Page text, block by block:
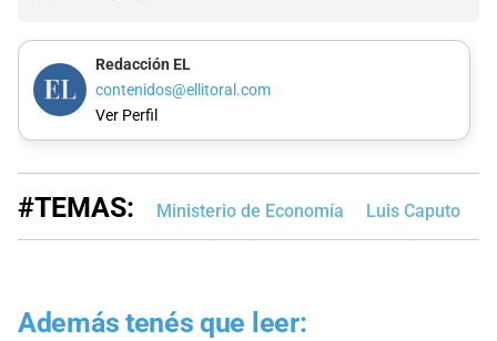
Redacción EL
contenidos@ellitoral.com
Ver Perfil
#TEMAS: Ministerio de Economía Luis Caputo
Además tenés que leer: